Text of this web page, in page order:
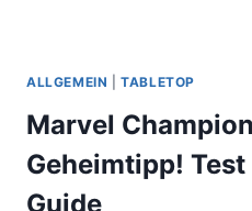
ALLGEMEIN |TABLETOP
Marvel
Geheimtipp!
Guide